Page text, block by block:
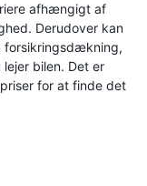
afhængigt af
Derudover kan
forsikringsdækning,
bilen. Det er
for at finde det